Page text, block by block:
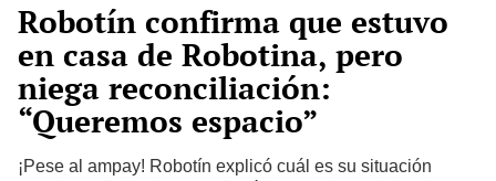
Robotín confirma que estuvo
en casa de Robotina, pero
niega reconciliación:
“Queremos espacio”
¡Pese al ampay! Robotín explicó cuál es su situación